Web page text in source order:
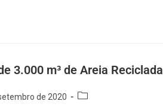
3.000 m³ de Areia Reciclada
de 2020